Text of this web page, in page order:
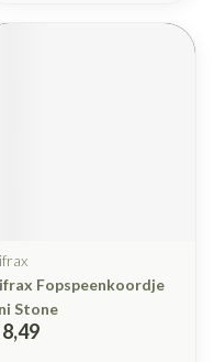
Fopspeenkoordje
Stone